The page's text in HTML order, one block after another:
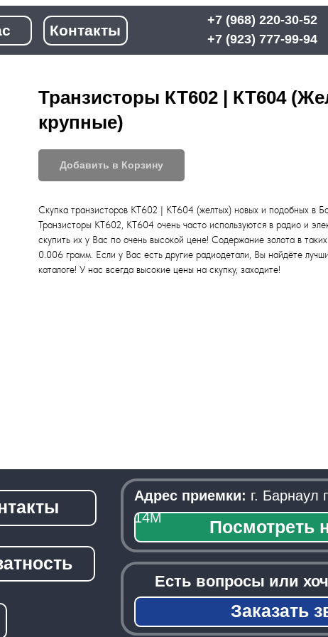
+7 (968) 220-30-52
+7 (923) 777-99-94
Заказать
Транзисторы КТ602 | КТ604
крупные)
Добавить в Корзину
Скупка транзисторов КТ602 | КТ604 (желтых) новых и подобных в
Транзисторы КТ602, КТ604 очень часто используются в радио и
скупить их у Вас по очень высокой цене! Содержание золота в
0.006 грамм. Если у Вас есть другие радиодетали, Вы найдёте
каталоге! У нас всегда высокие цены на скупку, заходите!
Есть вопросы или хочешь сдать
детали? Заказать звонок
Посмотреть на карте